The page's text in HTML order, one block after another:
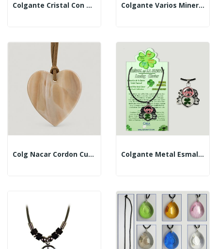
Colgante Cristal Con Cordón. Modelo Flor . Colores Colgante Varios Minerales Con Cordón
Colg Nacar Cordon Cuer Corazon Marron Colgante Metal Esmalte Con Trébol. Modelo Niña